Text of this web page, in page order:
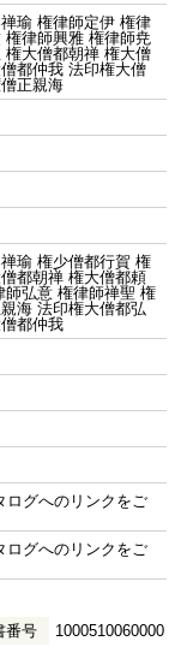
瑜 権律師定伊 権律
律師興雅 権律師尭
大僧都朝禅 権大僧
都仲我 法印権大僧
正親海
瑜 権少僧都行賀 権
都朝禅 権大僧都頼
弘意 権律師禅聖 権
海 法印権大僧都弘
都仲我
ログへのリンクをご
ログへのリンクをご
番号 1000510060000